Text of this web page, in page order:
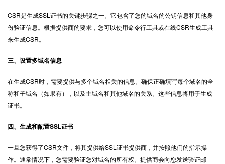
CSR是生成SSL证书的关键步骤之一。它包含了您的域名的公钥信息和其他身
份验证信息。根据提供商的要求，您可以使用命令行工具或在线CSR生成工具
来生成CSR。
三、设置多域名信息
在生成CSR时，需要提供与多个域名相关的信息。确保正确填写每个域名的全
称和子域名（如果有），以及主域名和其他域名的关系。这些信息将用于生成
证书。
四、生成和配置SSL证书
一旦您获得了CSR文件，将其提供给SSL证书提供商，并按照他们的指示操
作。通常情况下，您需要验证您对域名的所有权。提供商会向您发送验证邮